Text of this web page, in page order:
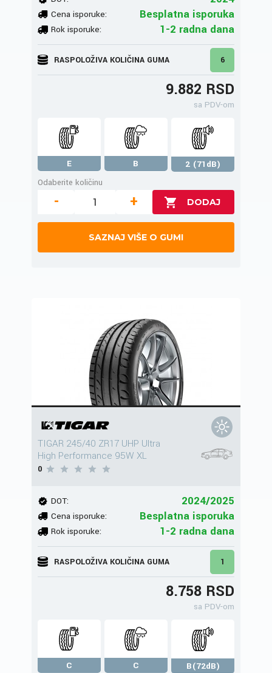
Cena isporuke: Besplatna isporuka
Rok isporuke: 1-2 radna dana
RASPOLOŽIVA KOLIČINA GUMA 6
9.882 RSD
sa PDV-om
E B
2 (71dB)
Odaberite količinu
- +
SAZNAJ VIŠE O GUMI
TIGAR 245/40 ZR17 UHP Ultra
High Performance 95W XL
0
DOT: 2024/2025
Cena isporuke: Besplatna isporuka
Rok isporuke: 1-2 radna dana
RASPOLOŽIVA KOLIČINA GUMA 1
8.758 RSD
sa PDV-om
C C
B(72dB)